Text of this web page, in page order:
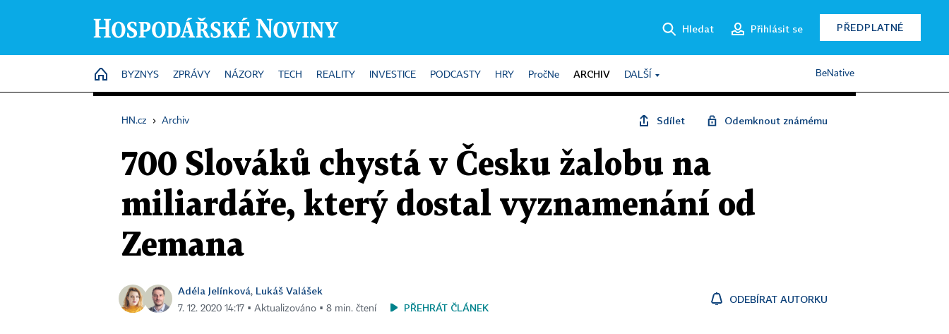
Hledat Přihlásit se PŘEDPLATNÉ
HOME
BYZNYS ZPRÁVY NÁZORY TECH REALITY INVESTICE PODCASTY HRY PročNe ARCHIV DALŠÍ BeNative
HN.cz › Archiv Sdílet Odemknout známému
700 Slováků chystá v Česku žalobu na
miliardáře, který dostal vyznamenání od
Zemana
Adéla Jelínková, Lukáš Valášek
7. 12. 2020 14:17 ▪ Aktualizováno ▪ 8 min. čtení PŘEHRÁT ČLÁNEK
ODEBÍRAT AUTORKU